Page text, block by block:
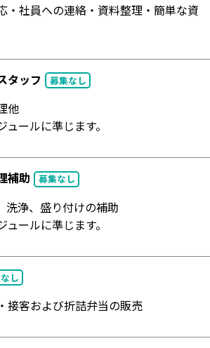
・社員への連絡・資料整理・簡単な資
タッフ 募集なし
他
ールに準じます。
補助 募集なし
洗浄、盛り付けの補助
ールに準じます。
し
接客および折詰弁当の販売